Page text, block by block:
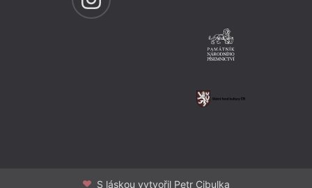
S láskou vytvořil Petr Cibulka